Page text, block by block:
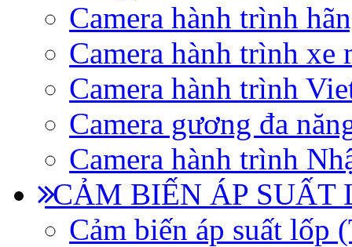
Camera hành trình
Camera hành trình xe
Camera hành trình
Camera gương đa
Camera hành trình
CẢM BIẾN ÁP SUẤT
Cảm biến áp suất lốp